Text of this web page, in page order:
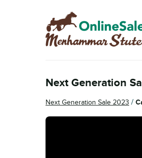
Hoppa
till
navigering
Hoppa
till
innehåll
Next Generation
Next Generation Sale 2023 /